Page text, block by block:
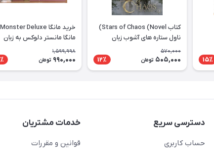
15٪
کتاب Stars of Chaos (Novel)
ناول ستاره های آشوب زبان
انگلیسی
570,000
505,000 تومان 12٪
خرید مانگا Monster Deluxe
مانگا مانستر دلوکس به زبان
انگلیسی 9 جلدی
1,599,998
990,000 تومان
دسترسی سریع
حساب کاربری
خدمات مشتریان
قوانین و مقررات